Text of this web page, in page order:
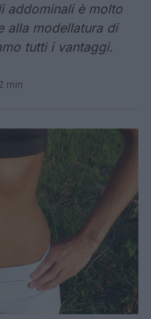
addominali è molto
alla modellatura di
tutti i vantaggi.
min